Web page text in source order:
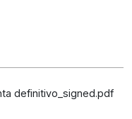
definitivo_signed.pdf